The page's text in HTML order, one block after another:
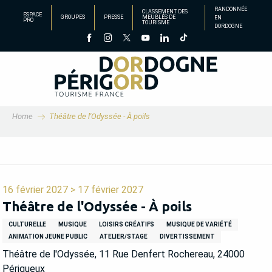
principal
ESPACE
PRO
GROUPES PRESSE
CLASSEMENT DES
MEUBLÉS DE
TOURISME
RANDONNÉE
EN
DORDOGNE
Home Théâtre de l'Odyssée - À poils
16 février 2027 > 17 février 2027
Théâtre de l'Odyssée - À poils
CULTURELLE MUSIQUE LOISIRS CRÉATIFS
MUSIQUE DE VARIÉTÉ
ANIMATION JEUNE PUBLIC
ATELIER/STAGE DIVERTISSEMENT
Théâtre de l'Odyssée, 11 Rue Denfert Rochereau, 24000
Périgueux